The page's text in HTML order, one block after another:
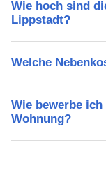
Wie hoch sind
Lippstadt?
Welche
Wie bewerbe
Wohnung?